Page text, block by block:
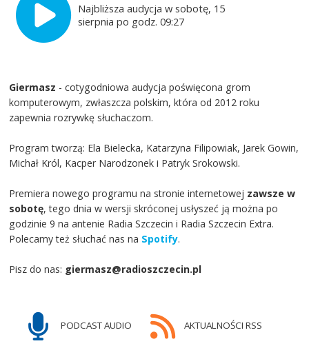
Najbliższa audycja w sobotę, 15
sierpnia po godz. 09:27
Giermasz - cotygodniowa audycja poświęcona grom
komputerowym, zwłaszcza polskim, która od 2012 roku
zapewnia rozrywkę słuchaczom.
Program tworzą: Ela Bielecka, Katarzyna Filipowiak, Jarek Gowin,
Michał Król, Kacper Narodzonek i Patryk Srokowski.
Premiera nowego programu na stronie internetowej zawsze w
sobotę, tego dnia w wersji skróconej usłyszeć ją można po
godzinie 9 na antenie Radia Szczecin i Radia Szczecin Extra.
Polecamy też słuchać nas na Spotify.
Pisz do nas: giermasz@radioszczecin.pl
PODCAST AUDIO AKTUALNOŚCI RSS